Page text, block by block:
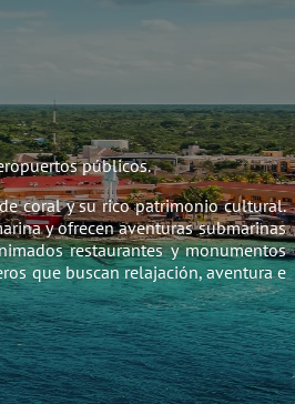
públicos.
coral y su rico patrimonio cultural.
y ofrecen aventuras submarinas
restaurantes y monumentos
que buscan relajación, aventura e